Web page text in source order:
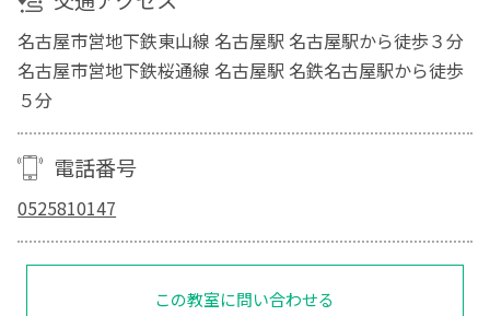
名古屋市営地下鉄東山線 名古屋駅 名古屋駅から徒歩３分
名古屋市営地下鉄桜通線 名古屋駅 名鉄名古屋駅から徒歩
５分
電話番号
0525810147
この教室に問い合わせる